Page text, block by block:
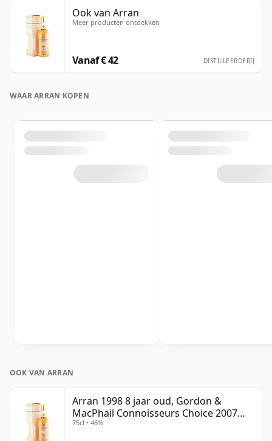
Ook van Arran
Meer producten ontdekken
Vanaf € 42 DISTILLEERDERIJ
WAAR ARRAN KOPEN
OOK VAN ARRAN
Arran 1998 8 jaar oud, Gordon &
MacPhail Connoisseurs Choice 2007
Bottling - US Import
75cl • 46%